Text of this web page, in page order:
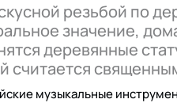
резьбой по
значение,
деревянные
считается
музыкальные